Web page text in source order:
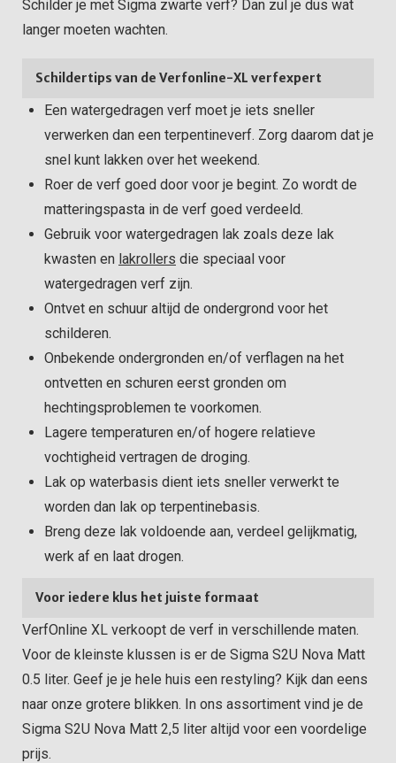
Schilder je met Sigma zwarte verf? Dan zul je dus wat
langer moeten wachten.
Schildertips van de Verfonline-XL verfexpert
Een watergedragen verf moet je iets sneller
verwerken dan een terpentineverf. Zorg daarom dat je
snel kunt lakken over het weekend.
Roer de verf goed door voor je begint. Zo wordt de
matteringspasta in de verf goed verdeeld.
Gebruik voor watergedragen lak zoals deze lak
kwasten en lakrollers die speciaal voor
watergedragen verf zijn.
Ontvet en schuur altijd de ondergrond voor het
schilderen.
Onbekende ondergronden en/of verflagen na het
ontvetten en schuren eerst gronden om
hechtingsproblemen te voorkomen.
Lagere temperaturen en/of hogere relatieve
vochtigheid vertragen de droging.
Lak op waterbasis dient iets sneller verwerkt te
worden dan lak op terpentinebasis.
Breng deze lak voldoende aan, verdeel gelijkmatig,
werk af en laat drogen.
Voor iedere klus het juiste formaat
VerfOnline XL verkoopt de verf in verschillende maten.
Voor de kleinste klussen is er de Sigma S2U Nova Matt
0.5 liter. Geef je je hele huis een restyling? Kijk dan eens
naar onze grotere blikken. In ons assortiment vind je de
Sigma S2U Nova Matt 2,5 liter altijd voor een voordelige
prijs.